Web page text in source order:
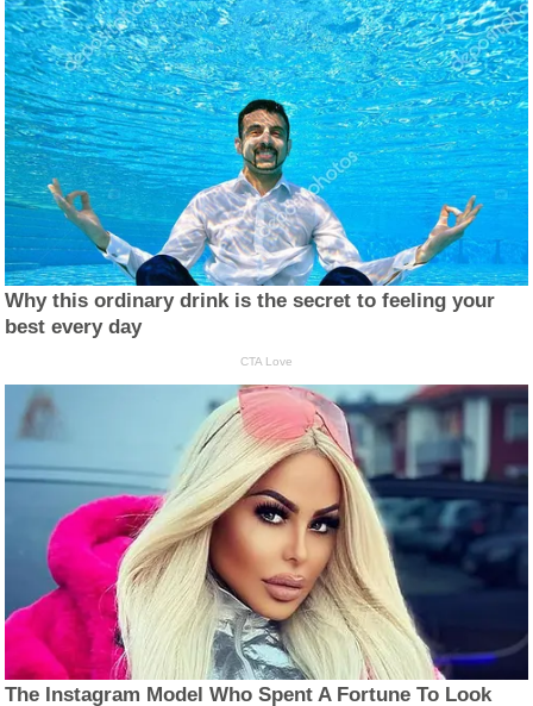
Why this ordinary drink is the secret to feeling your
best every day
CTA Love
The Instagram Model Who Spent A Fortune To Look